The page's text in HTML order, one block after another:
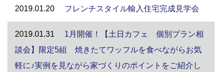
2019.01.20 フレンチスタイル輸入住宅完成見学会
2019.01.31
1月開催！【土日カフェ 個別プラン相
談会】限定5組 焼きたてワッフルを食べながらお気
軽に♪実例を見ながら家づくりのポイントをご紹介し